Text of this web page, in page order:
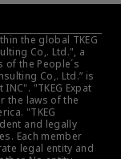
the global TKEG
Co,. Ltd.", a
the People´s
Co,. Ltd.” is
"TKEG Expat
the laws of the
"TKEG
and legally
Each member
legal entity and